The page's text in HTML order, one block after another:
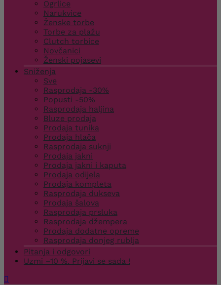
Ogrlice
Narukvice
Ženske torbe
Torbe za plažu
Clutch torbice
Novčanici
Ženski pojasevi
Sniženja
Sve
Rasprodaja -30%
Popusti -50%
Rasprodaja haljina
Bluze prodaja
Prodaja tunika
Prodaja hlača
Rasprodaja suknji
Prodaja jakni
Prodaja jakni i kaputa
Prodaja odijela
Prodaja kompleta
Rasprodaja dukseva
Prodaja šalova
Rasprodaja prsluka
Rasprodaja džempera
Prodaja dodatne opreme
Rasprodaja donjeg rublja
Pitanja i odgovori
Uzmi –10 %. Prijavi se sada !
